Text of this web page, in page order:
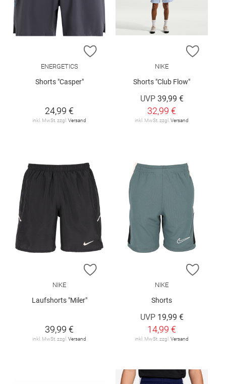
ZUR WUNSCHLISTE HINZUFÜGEN
ENERGETICS
Shorts "Casper"
24,99 €
inkl. MwSt. zzgl. Versand
ZUR
NIKE
Shorts "Club Flow"
UVP 39,99 €
32,99 €
inkl. MwSt. zzgl. Versand
ZUR WUNSCHLISTE HINZUFÜGEN
NIKE
Laufshorts "Miler"
39,99 €
inkl. MwSt. zzgl. Versand
ZUR
NIKE
Shorts
UVP 19,99 €
14,99 €
inkl. MwSt. zzgl. Versand